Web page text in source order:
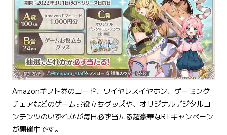
Amazonギフト券のコード、ワイヤレスイヤホン、ゲーミング
チェアなどのゲームお役立ちグッズや、オリジナルデジタルコ
ンテンツのいずれかが毎日必ず当たる超豪華なRTキャンペーン
が開催中です。